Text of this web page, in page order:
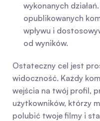
wykonanych
opublikowanych
wpływu i
od wyników.
Ostateczny cel jest
widoczność. Każdy
wejścia na twój profil,
użytkowników, którzy
polubić twoje filmy i